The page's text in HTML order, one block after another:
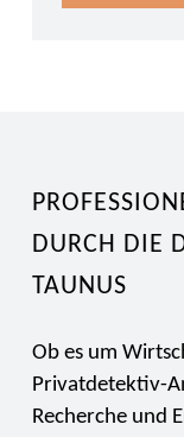
DURCH DIE
TAUNUS
Ob es um
Privatdetektiv-
Recherche und